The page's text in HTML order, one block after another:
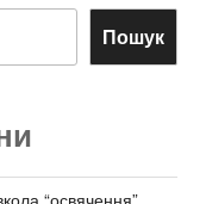
Пошук
“освячення”